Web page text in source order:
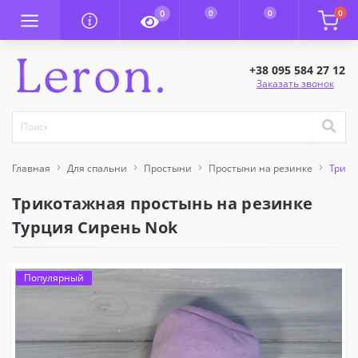
0 0 0 0
+38 095 584 27 12
Заказать звонок
Главная Для спальни Простыни Простыни на резинке
Трикотажная простынь на резинке
Турция Сирень Nok
Популярный